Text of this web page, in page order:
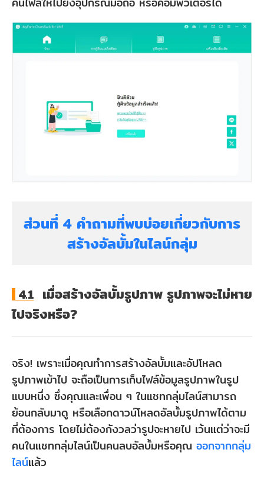
ส่วนที่ 4 คำถามที่พบบ่อยเกี่ยวกับการ
สร้างอัลบั้มในไลน์กลุ่ม
4.1 เมื่อสร้างอัลบั้มรูปภาพ รูปภาพจะไม่หาย
ไปจริงหรือ?
จริง! เพราะเมื่อคุณทำการสร้างอัลบั้มและอัปโหลด
รูปภาพเข้าไป จะถือเป็นการเก็บไฟล์ข้อมูลรูปภาพในรูป
แบบหนึ่ง ซึ่งคุณและเพื่อน ๆ ในแชทกลุ่มไลน์สามารถ
ย้อนกลับมาดู หรือเลือกดาวน์โหลดอัลบั้มรูปภาพได้ตาม
ที่ต้องการ โดยไม่ต้องกังวลว่ารูปจะหายไป เว้นแต่ว่าจะมี
คนในแชทกลุ่มไลน์เป็นคนลบอัลบั้มหรือคุณ ออกจากกลุ่ม
ไลน์แล้ว